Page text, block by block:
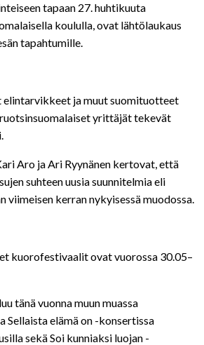
tapaan 27. huhtikuuta
koululla, ovat lähtölaukaus
tapahtumille.
elintarvikkeet ja muut suomituotteet
yrittäjät tekevät
Aro ja Ari Ryynänen kertovat, että
suhteen uusia suunnitelmia eli
viimeisen kerran nykyisessä muodossa.
kuorofestivaalit ovat vuorossa 30.05–
tänä vuonna muun muassa
Sellaista elämä on -konsertissa
sekä Soi kunniaksi luojan -